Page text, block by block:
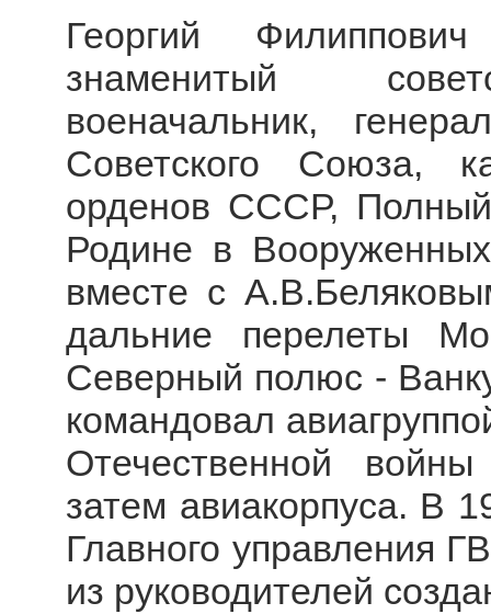
Георгий
знаменитый
военачальник,
Советского Союза,
орденов СССР,
Родине в
вместе с
дальние перелеты
Северный полюс -
командовал
Отечественной
затем авиакорпуса. В
Главного управления
из руководителей